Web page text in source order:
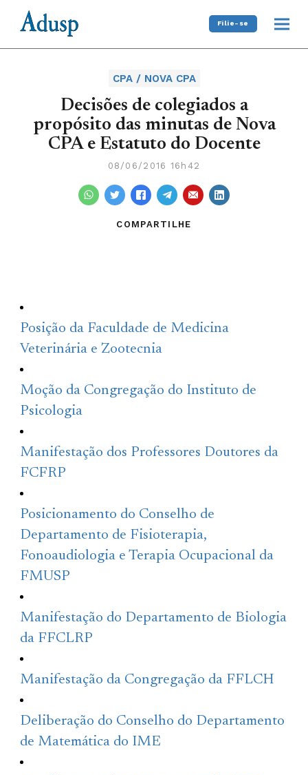
Filie-se
CPA / NOVA CPA
Decisões de colegiados a
propósito das minutas de Nova
CPA e Estatuto do Docente
08/06/2016 16h42
COMPARTILHE
Posição da Faculdade de Medicina
Veterinária e Zootecnia
Moção da Congregação do Instituto de
Psicologia
Manifestação dos Professores Doutores da
FCFRP
Posicionamento do Conselho de
Departamento de Fisioterapia,
Fonoaudiologia e Terapia Ocupacional da
FMUSP
Manifestação do Departamento de Biologia
da FFCLRP
Manifestação da Congregação da FFLCH
Deliberação do Conselho do Departamento
de Matemática do IME